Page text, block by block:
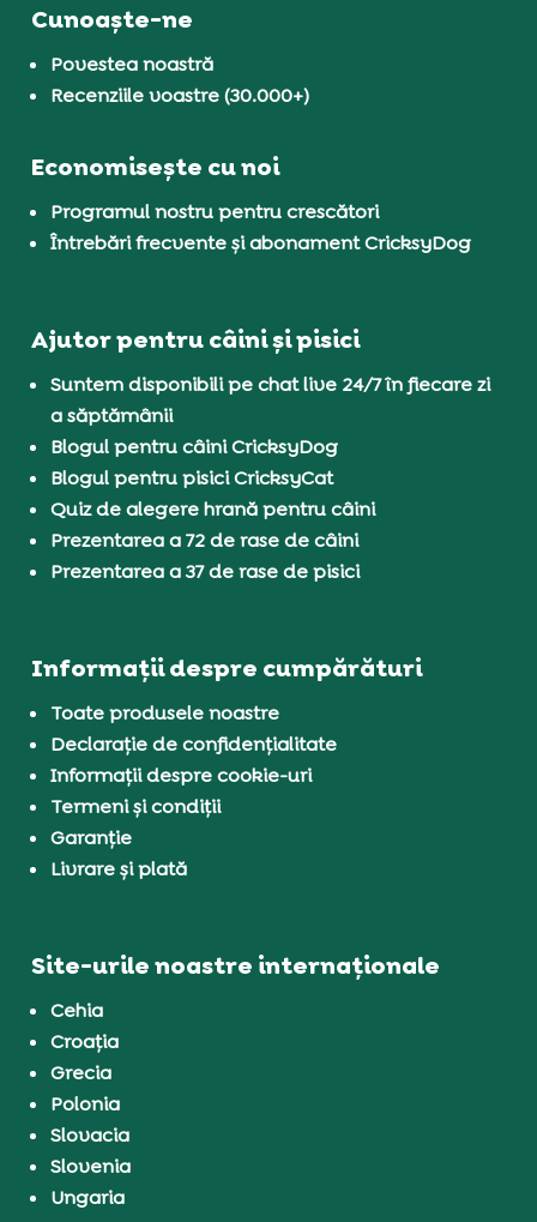
Cunoaște-ne
Povestea noastră
Recenziile voastre (30.000+)
Economisește cu noi
Programul nostru pentru crescători
Întrebări frecvente și abonament CricksyDog
Ajutor pentru câini și pisici
Suntem disponibili pe chat live 24/7 în fiecare zi
a săptămânii
Blogul pentru câini CricksyDog
Blogul pentru pisici CricksyCat
Quiz de alegere hrană pentru câini
Prezentarea a 72 de rase de câini
Prezentarea a 37 de rase de pisici
Informații despre cumpărături
Toate produsele noastre
Declarație de confidențialitate
Informații despre cookie-uri
Termeni și condiții
Garanție
Livrare și plată
Site-urile noastre internaționale
Cehia
Croația
Grecia
Polonia
Slovacia
Slovenia
Ungaria